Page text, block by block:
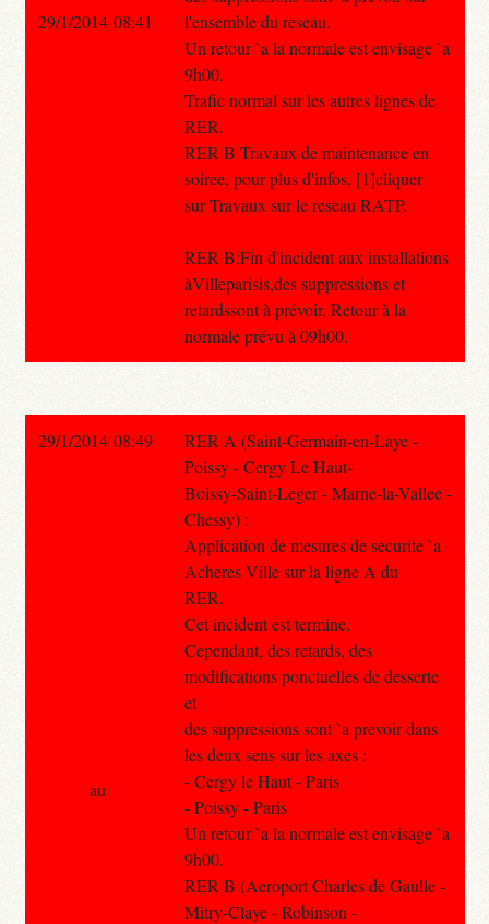
l'ensemble du reseau.
Un retour `a la normale est envisage `a
9h00.
Trafic normal sur les autres lignes de
RER.
RER B Travaux de maintenance en
soiree, pour plus d'infos, [1]cliquer
sur Travaux sur le reseau RATP.
RER B:Fin d'incident aux installations
àVilleparisis,des suppressions et
retardssont à prévoir. Retour à la
normale prévu à 09h00.
29/1/2014 08:41
29/1/2014 08:49
RER A (Saint-Germain-en-Laye -
Poissy - Cergy Le Haut-
Boissy-Saint-Leger - Marne-la-Vallee -
Chessy) :
Application de mesures de securite `a
Acheres Ville sur la ligne A du
RER.
Cet incident est termine.
Cependant, des retards, des
modifications ponctuelles de desserte
et
des suppressions sont `a prevoir dans
les deux sens sur les axes :
- Cergy le Haut - Paris
- Poissy - Paris
Un retour `a la normale est envisage `a
9h00.
RER B (Aeroport Charles de Gaulle -
Mitry-Claye - Robinson -
au